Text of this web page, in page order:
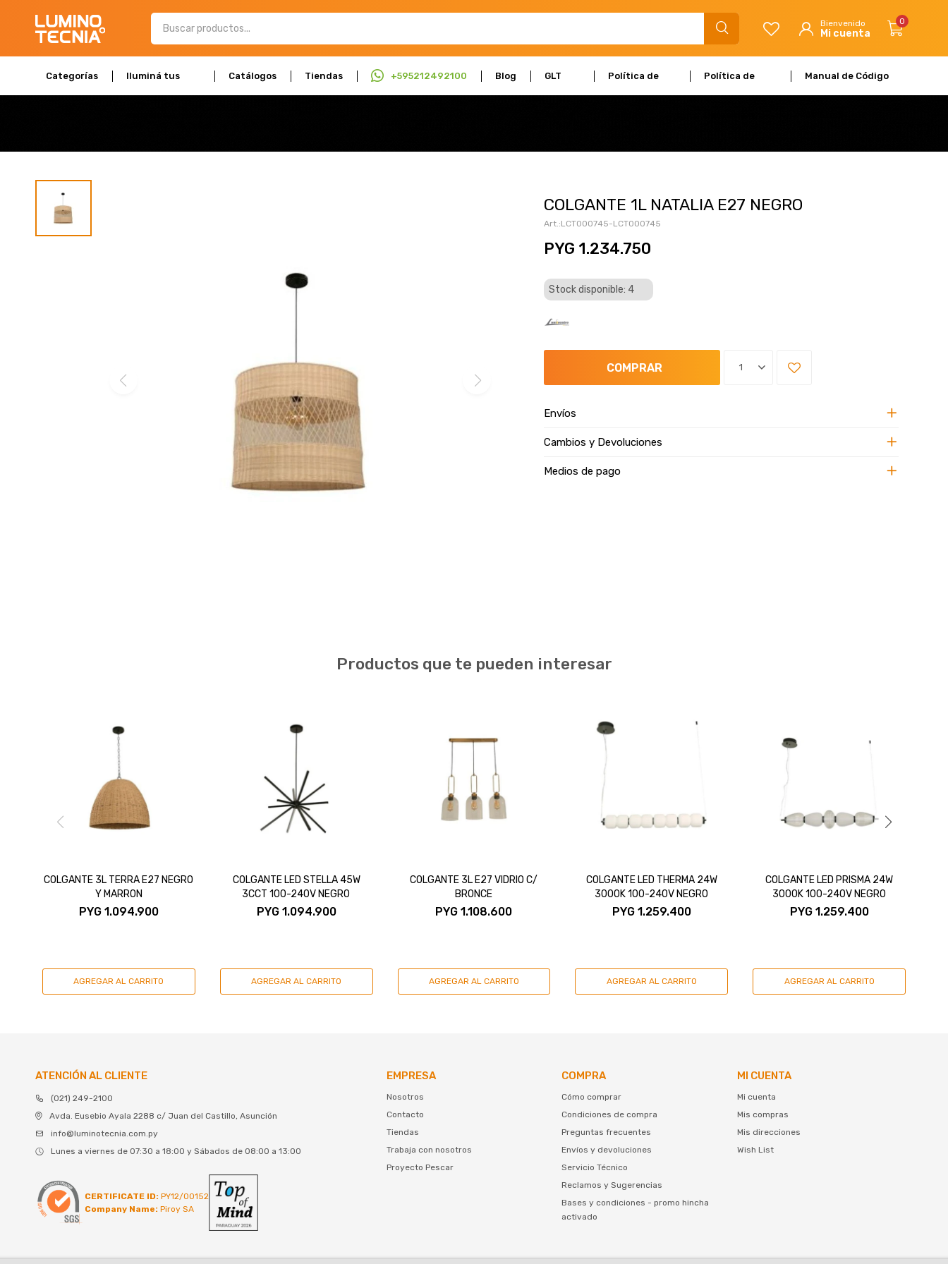
Categorías Iluminá tus Catálogos Tiendas +595212492100 Blog GLT Política de Política de Manual de Código
0
COLGANTE 1L NATALIA E27 NEGRO
LCT000745-LCT000745
PYG 1.234.750
Stock disponible: 4
1
COMPRAR
Envíos
Cambios y Devoluciones
Medios de pago
Productos que te pueden interesar
COLGANTE 3L TERRA E27 NEGRO
Y MARRON
PYG 1.094.900
COLGANTE LED STELLA 45W
3CCT 100-240V NEGRO
PYG 1.094.900
COLGANTE 3L E27 VIDRIO C/
BRONCE
PYG 1.108.600
COLGANTE LED THERMA 24W
3000K 100-240V NEGRO
PYG 1.259.400
COLGANTE LED PRISMA 24W
3000K 100-240V NEGRO
PYG 1.259.400
ATENCIÓN AL CLIENTE
(021) 249-2100
Avda. Eusebio Ayala 2288 c/ Juan del Castillo, Asunción
info@luminotecnia.com.py
Lunes a viernes de 07:30 a 18:00 y Sábados de 08:00 a 13:00
CERTIFICATE ID: PY12/00152
Company Name: Piroy SA
EMPRESA
Nosotros
Contacto
Tiendas
Trabaja con nosotros
Proyecto Pescar
COMPRA
Cómo comprar
Condiciones de compra
Preguntas frecuentes
Envíos y devoluciones
Servicio Técnico
Reclamos y Sugerencias
Bases y condiciones - promo hincha
activado
MI CUENTA
Mi cuenta
Mis compras
Mis direcciones
Wish List